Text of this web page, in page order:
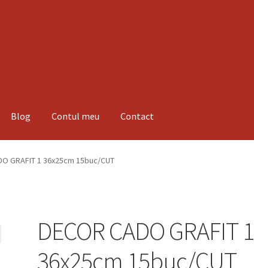
Blog Contul meu Contact
noi InformatiiMagazin
GRAFIT 1 36x25cm 15buc/CUT
DECOR CADO GRAFIT 1
36x25cm 15buc/CUT